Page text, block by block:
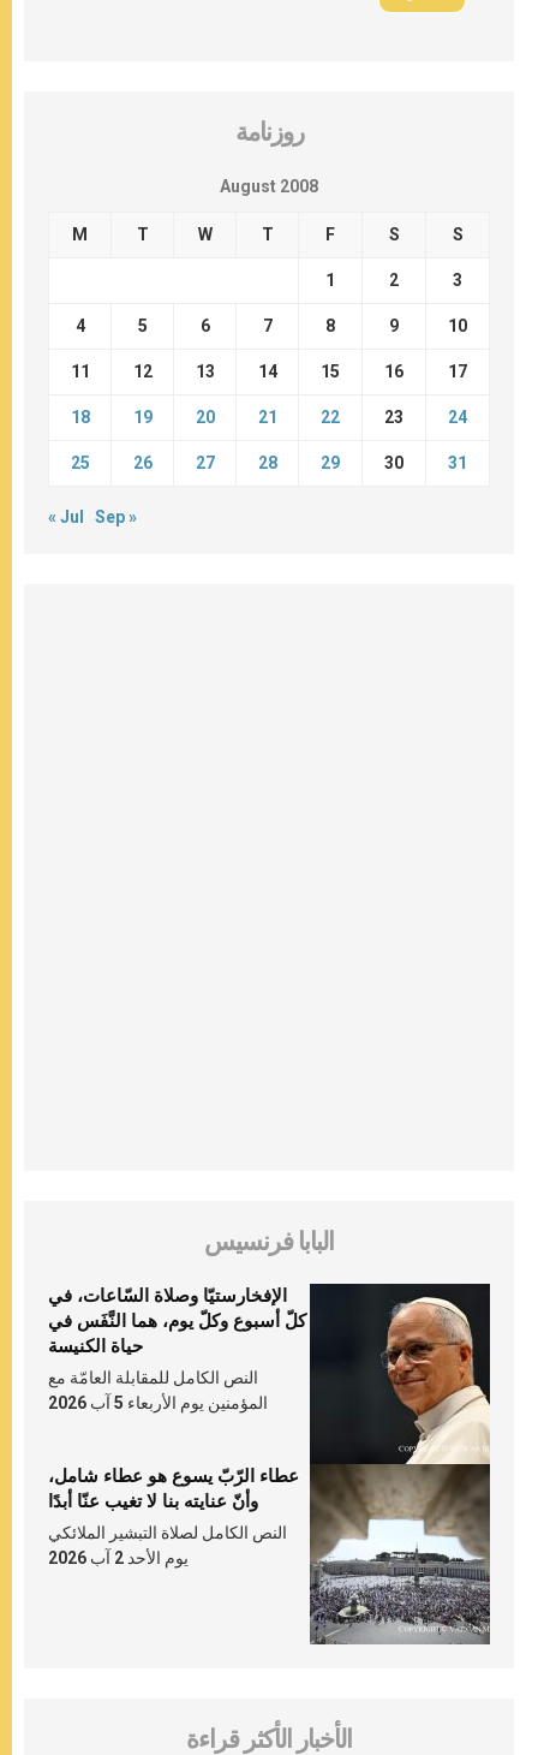
روزنامة
August 2008
M T W T F S S
1 2 3
4 5 6 7 8 9 10
11 12 13 14 15 16 17
18 19 20 21 22 23 24
25 26 27 28 29 30 31
« Jul Sep »
البابا فرنسيس
الإفخارستيّا وصلاة السّاعات، في
كلّ أسبوع وكلّ يوم، هما النَّفَس في
حياة الكنيسة
النص الكامل للمقابلة العامّة مع
المؤمنين يوم الأربعاء 5 آب 2026
عطاء الرّبّ يسوع هو عطاء شامل،
وأنّ عنايته بنا لا تغيب عنّا أبدًا
النص الكامل لصلاة التبشير الملائكي
يوم الأحد 2 آب 2026
الأخبار الأكثر قراءة